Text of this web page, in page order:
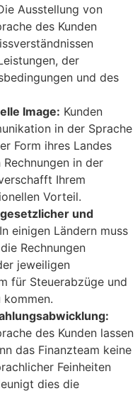
Ausstellung von
des Kunden
der
und des
Image: Kunden
in der Sprache
Form ihres Landes
in der
Ihrem
Vorteil.
und
In einigen Ländern muss
Rechnungen
jeweiligen
für Steuerabzüge und
kommen.
des Kunden lassen
das Finanzteam keine
Feinheiten
dies die